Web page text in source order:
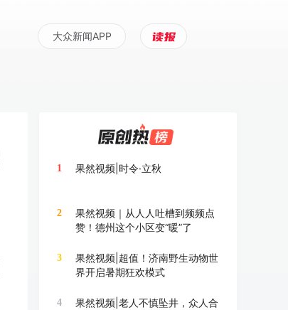
大众新闻APP
1 果然视频|时令·立秋
2
果然视频｜从人人吐槽到频频点
赞！德州这个小区变“暖”了
3
果然视频|超值！济南野生动物世
界开启暑期狂欢模式
4
果然视频|老人不慎坠井，众人合